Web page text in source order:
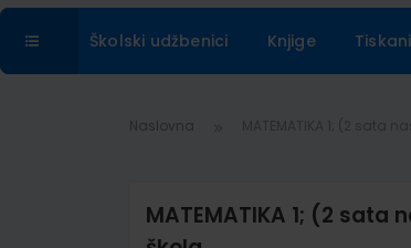
Školski udžbenici Knjige
Naslovna
MATEMATIKA 1; (2